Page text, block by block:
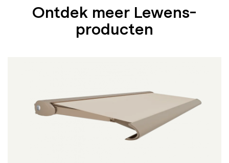
Ontdek meer Lewens-
producten